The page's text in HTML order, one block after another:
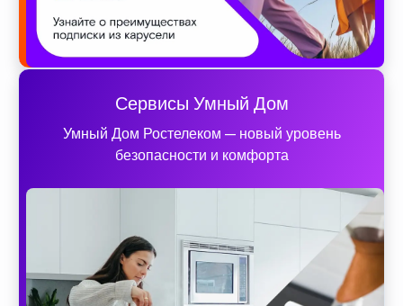
Сервисы Умный Дом
Умный Дом Ростелеком — новый уровень
безопасности и комфорта